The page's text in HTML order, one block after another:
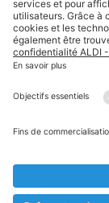
Textes marqués
* Nous vendons
au cas où, malgré
prématurément
** Sur ce site,